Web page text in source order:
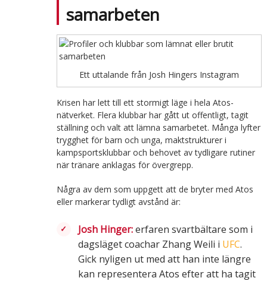
samarbeten
Ett uttalande från Josh Hingers Instagram
Krisen har lett till ett stormigt läge i hela Atos-
nätverket. Flera klubbar har gått ut offentligt, tagit
ställning och valt att lämna samarbetet. Många lyfter
trygghet för barn och unga, maktstrukturer i
kampsportsklubbar och behovet av tydligare rutiner
när tränare anklagas för övergrepp.
Några av dem som uppgett att de bryter med Atos
eller markerar tydligt avstånd är:
Josh Hinger:erfaren svartbältare som i
dagsläget coachar Zhang Weili i UFC.
Gick nyligen ut med att han inte längre
kan representera Atos efter att ha tagit